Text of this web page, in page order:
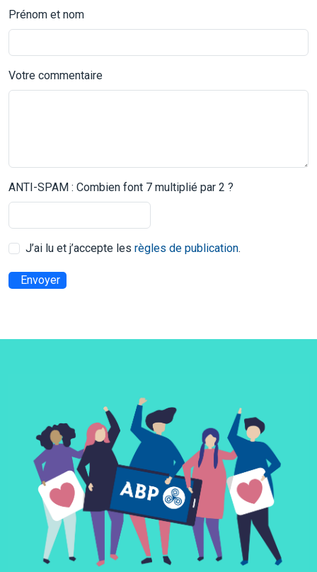
Prénom et nom
Votre commentaire
ANTI-SPAM : Combien font 7 multiplié par 2 ?
J’ai lu et j’accepte les règles de publication.
Envoyer